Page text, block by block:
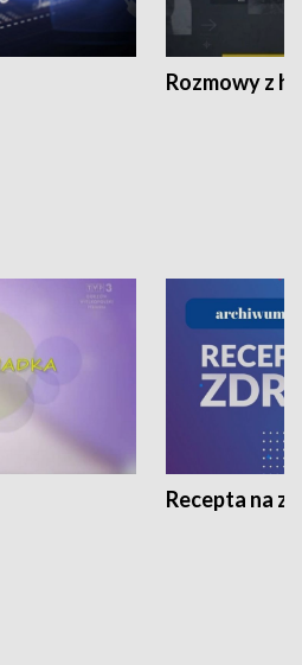
Rozmowy z
Recepta na